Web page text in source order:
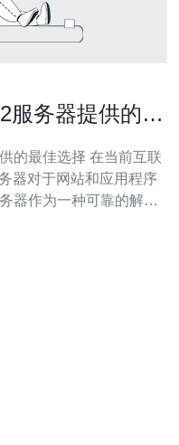
服务器提供的最
择 在当前互联
器对于网站和应用程序
器作为一种可靠的解决
选择。 CN2服务